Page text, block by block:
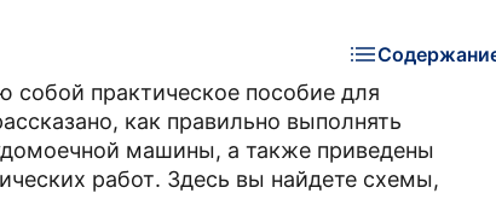
собой практическое пособие для
как правильно выполнять
машины, а также приведены
работ. Здесь вы найдете схемы,